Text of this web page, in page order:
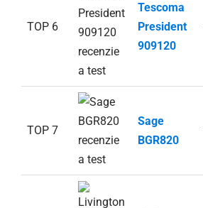
TOP 6
Tescoma
President
909120
TOP 7
Sage
BGR820